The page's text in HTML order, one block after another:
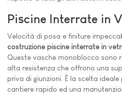
Piscine Interrate in
Velocità di posa e finiture
costruzione piscine interrate in
Queste vasche monoblocco sono
alta resistenza che offrono una
priva di giunzioni. È la scelta ideale
cantiere rapido ed una